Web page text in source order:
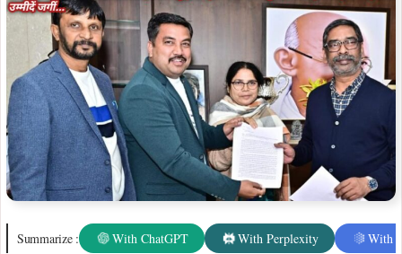
Summarize : With ChatGPT With Perplexity With